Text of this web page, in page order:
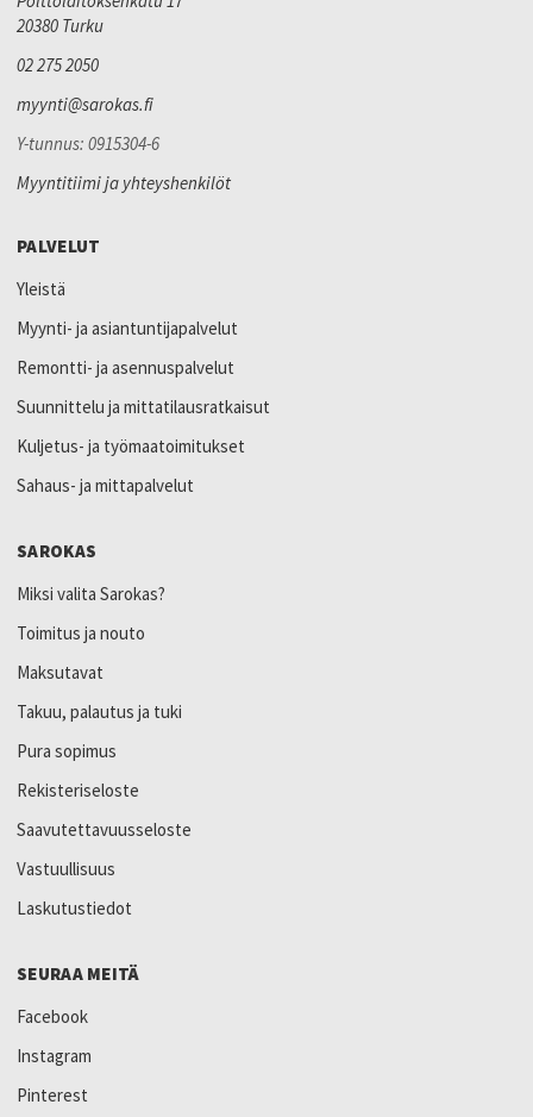
20380 Turku
02 275 2050
myynti@sarokas.fi
Y-tunnus: 0915304-6
Myyntitiimi ja yhteyshenkilöt
PALVELUT
Yleistä
Myynti- ja asiantuntijapalvelut
Remontti- ja asennuspalvelut
Suunnittelu ja mittatilausratkaisut
Kuljetus- ja työmaatoimitukset
Sahaus- ja mittapalvelut
SAROKAS
Miksi valita Sarokas?
Toimitus ja nouto
Maksutavat
Takuu, palautus ja tuki
Pura sopimus
Rekisteriseloste
Saavutettavuusseloste
Vastuullisuus
Laskutustiedot
SEURAA MEITÄ
Facebook
Instagram
Pinterest